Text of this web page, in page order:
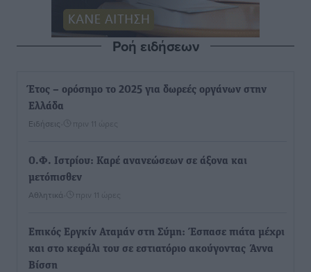
Ροή ειδήσεων
Έτος – ορόσημο το 2025 για δωρεές οργάνων στην
Ελλάδα
Ειδήσεις πριν 11 ώρες
Ο.Φ. Ιστρίου: Καρέ ανανεώσεων σε άξονα και
μετόπισθεν
Αθλητικά πριν 11 ώρες
Επικός Εργκίν Αταμάν στη Σύμη: Έσπασε πιάτα μέχρι
και στο κεφάλι του σε εστιατόριο ακούγοντας Άννα
Βίσση